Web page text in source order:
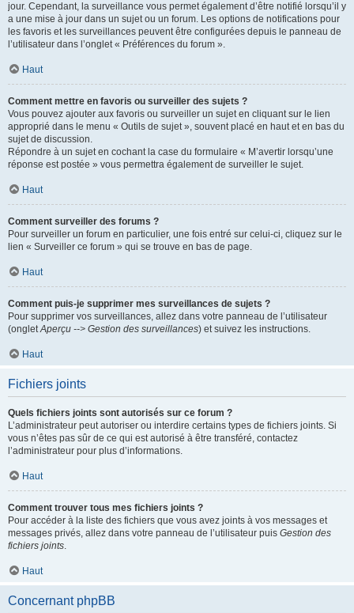
jour. Cependant, la surveillance vous permet également d’être notifié lorsqu’il y
a une mise à jour dans un sujet ou un forum. Les options de notifications pour
les favoris et les surveillances peuvent être configurées depuis le panneau de
l’utilisateur dans l’onglet « Préférences du forum ».
Haut
Comment mettre en favoris ou surveiller des sujets ?
Vous pouvez ajouter aux favoris ou surveiller un sujet en cliquant sur le lien
approprié dans le menu « Outils de sujet », souvent placé en haut et en bas du
sujet de discussion.
Répondre à un sujet en cochant la case du formulaire « M’avertir lorsqu’une
réponse est postée » vous permettra également de surveiller le sujet.
Haut
Comment surveiller des forums ?
Pour surveiller un forum en particulier, une fois entré sur celui-ci, cliquez sur le
lien « Surveiller ce forum » qui se trouve en bas de page.
Haut
Comment puis-je supprimer mes surveillances de sujets ?
Pour supprimer vos surveillances, allez dans votre panneau de l’utilisateur
(ongletAperçu --> Gestion des surveillances) et suivez les instructions.
Haut
Fichiers joints
Quels fichiers joints sont autorisés sur ce forum ?
L’administrateur peut autoriser ou interdire certains types de fichiers joints. Si
vous n’êtes pas sûr de ce qui est autorisé à être transféré, contactez
l’administrateur pour plus d’informations.
Haut
Comment trouver tous mes fichiers joints ?
Pour accéder à la liste des fichiers que vous avez joints à vos messages et
messages privés, allez dans votre panneau de l’utilisateur puis Gestion des
fichiers joints.
Haut
Concernant phpBB